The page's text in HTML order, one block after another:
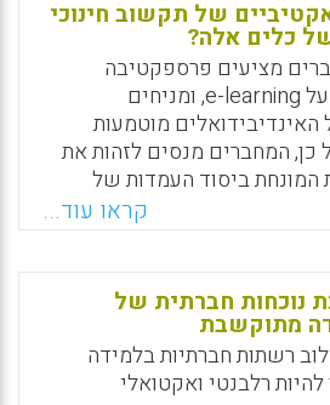
של תקשוב חינוכי
כלים אלה?
מציעים פרספקטיבה
חברתית למחקר על e-learning, ומניחים
מוטמעות
כן, המחברים מנסים לזהות את
המונחת ביסוד העמדות של
ואת התנהגות שלהם לגבי
של תקשוב
מציעים מסגרת קונספטואלית
קבוצות של הנעה חברתית
(Hernandez, Blanca,
Javier Sese,
קראו עוד...
נוכחות חברתית של
מתוקשבת
רשתות חברתיות בלמידה
רלבנטי ואקטואלי